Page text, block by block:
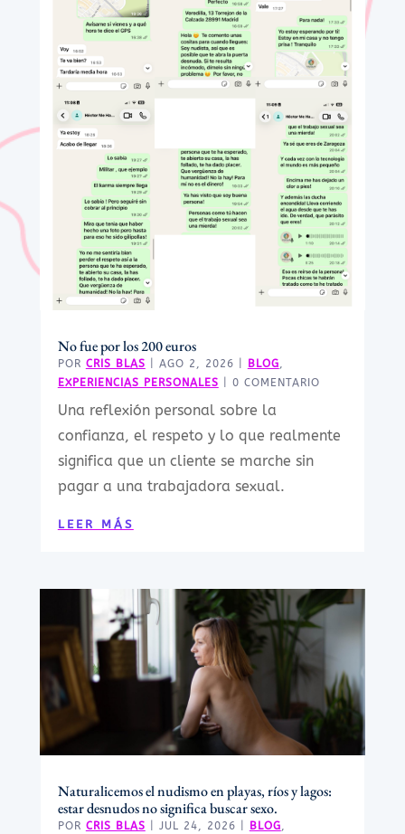
No fue por los 200 euros
POR CRIS BLAS AGO 2, 2026 BLOG,
EXPERIENCIAS PERSONALES | 0 COMENTARIO
Una reflexión personal sobre la
confianza, el respeto y lo que realmente
significa que un cliente se marche sin
pagar a una trabajadora sexual.
LEER MÁS
Naturalicemos el nudismo en playas, ríos y lagos:
estar desnudos no significa buscar sexo.
POR CRIS BLAS JUL 24, 2026 BLOG,